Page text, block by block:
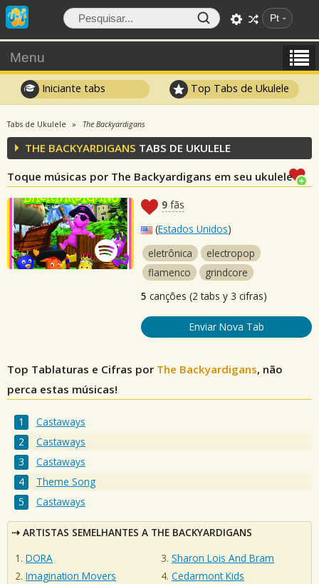
Pt
Menu
Iniciante tabs Top Tabs de Ukulele
Tabs de Ukulele The Backyardigans
THE BACKYARDIGANS TABS DE UKULELE
Toque músicas por The Backyardigans em seu ukulele
9 fãs
(Estados Unidos)
eletrônica
electropop
flamenco
grindcore
5 canções (2 tabs y 3 cifras)
Enviar Nova Tab
Top Tablaturas e Cifras por The Backyardigans, não
perca estas músicas!
Castaways
Castaways
Castaways
Theme Song
Castaways
ARTISTAS SEMELHANTES A THE BACKYARDIGANS
DORA
Imagination Movers
Sharon Lois And Bram
Cedarmont Kids